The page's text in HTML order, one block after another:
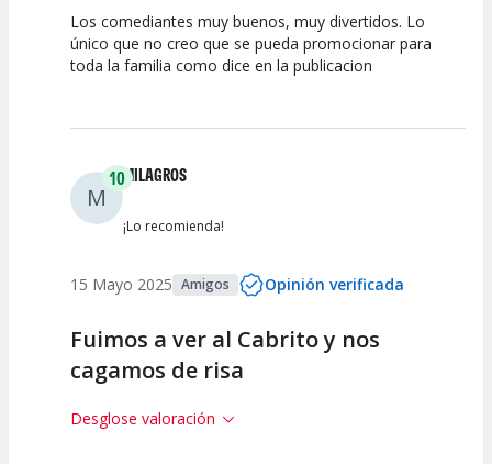
10
Calidad del
7.5
Puesta en
10
Interpretación
Los comediantes muy buenos, muy divertidos. Lo
único que no creo que se pueda promocionar para
toda la familia como dice en la publicacion
M
10MILAGROS
¡Lo recomienda!
15 Mayo 2025 Amigos Opinión verificada
Fuimos a ver al Cabrito y nos
cagamos de risa
Desglose valoración